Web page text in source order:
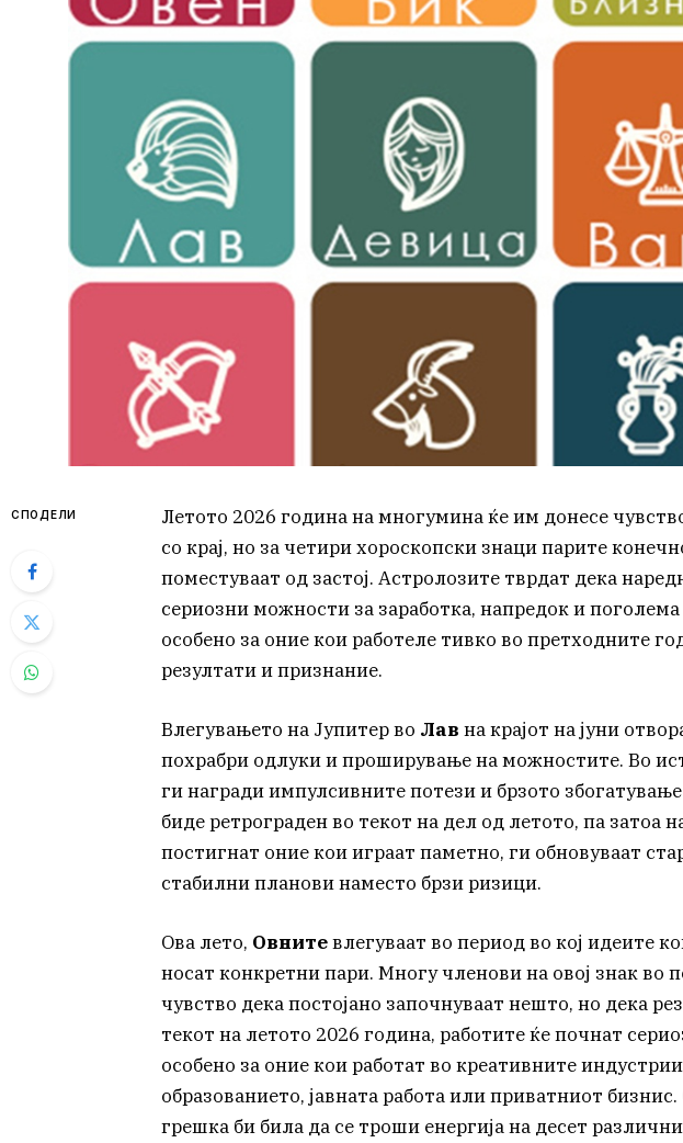
СПОДЕЛИ
Летото 2026 година на многумина ќе им донесе чувство
со крај, но за четири хороскопски знаци парите
поместуваат од застој. Астролозите тврдат дека
сериозни можности за заработка, напредок и
особено за оние кои работеле тивко во претходните
резултати и признание.
Влегувањето на Јупитер во Лав на крајот на јуни
похрабри одлуки и проширување на можностите. Во
ги награди импулсивните потези и брзото
биде ретрограден во текот на дел од летото, па затоа
постигнат оние кои играат паметно, ги обновуваат
стабилни планови наместо брзи ризици.
Ова лето, Овнитевлегуваат во период во кој идеите
носат конкретни пари. Многу членови на овој знак во
чувство дека постојано започнуваат нешто, но дека
текот на летото 2026 година, работите ќе почнат
особено за оние кои работат во креативните
образованието, јавната работа или приватниот
грешка би била да се троши енергија на десет